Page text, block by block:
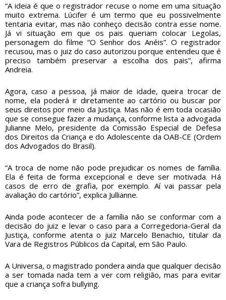
“A ideia é que o registrador recuse o nome em uma situação
muito extrema. Lúcifer é um termo que eu possivelmente
tentaria evitar, mas não conheço decisão contra esse nome.
Já vi situação em que os pais queriam colocar Legolas,
personagem do filme “O Senhor dos Anéis”. O registrador
recusou, mas o juiz do caso autorizou porque entendeu que é
preciso também preservar a escolha dos pais”, afirma
Andreia.
Agora, caso a pessoa, já maior de idade, queira trocar de
nome, ela poderá ir diretamente ao cartório ou buscar por
seus direitos por meio da Justiça. Mas não é em toda ocasião
que se consegue fazer a mudança, conforme lista a advogada
Julianne Melo, presidente da Comissão Especial de Defesa
dos Direitos da Criança e do Adolescente da OAB-CE (Ordem
dos Advogados do Brasil).
“A troca de nome não pode prejudicar os nomes de família.
Ela é feita de forma excepcional e deve ser motivada. Há
casos de erro de grafia, por exemplo. Aí vai passar pela
avaliação do cartório”, explica Jullianne.
Ainda pode acontecer de a família não se conformar com a
decisão do juiz e levar o caso para a Corregedoria-Geral da
Justiça, conforme atenta o juiz Marcelo Benachio, titular da
Vara de Registros Públicos da Capital, em São Paulo.
A Universa, o magistrado pondera ainda que qualquer decisão
a ser tomada nada tem a ver com religião, mas para evitar
que a criança sofra bullying.